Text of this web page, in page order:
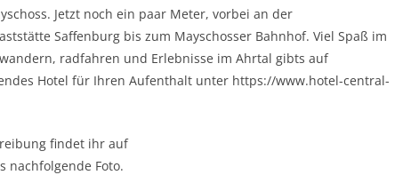
Jetzt noch ein paar Meter, vorbei an der
Saffenburg bis zum Mayschosser Bahnhof. Viel Spaß im
radfahren und Erlebnisse im Ahrtal gibts auf
Hotel für Ihren Aufenthalt unter https://www.hotel-central-
findet ihr auf
nachfolgende Foto.